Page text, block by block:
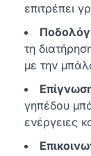
επιτρέπει
τη
με την
γηπέδου
ενέργειες